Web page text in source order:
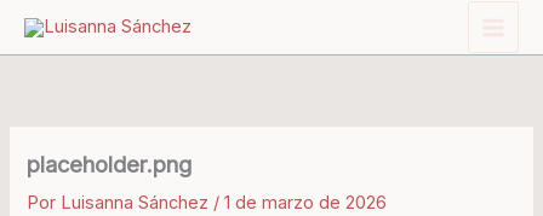
placeholder.png
Por Luisanna Sánchez /1 de marzo de 2026